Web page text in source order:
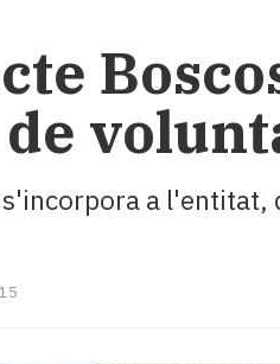
de
a l'entitat,